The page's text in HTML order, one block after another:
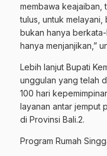
membawa keajaiban,
tulus, untuk melayani,
bukan hanya
hanya menjanjikan,”
Lebih lanjut Bupati
unggulan yang telah
100 hari
layanan antar jemput
di Provinsi Bali.2.
Program Rumah